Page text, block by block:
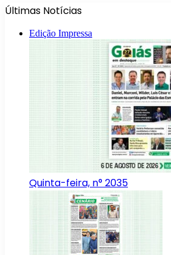
Últimas Notícias
Edição Impressa
Quinta-feira, n° 2035